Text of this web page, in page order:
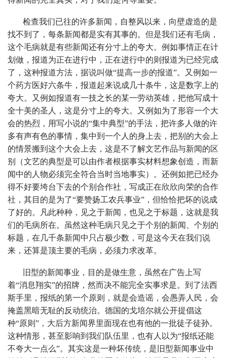
检查我们已往的许多新闻，自整风以来，向壁虚造的是
找不到了，每条新闻都是实有其事的。但是我们还有毛病，
这个毛病就是有些新闻还有分寸上的夸大。例如事情正在计
划做，报道为正在进行中，正在进行中的则报道为已经完成
了，这种报道方法，据说叫做“提高一步的报道”。又例如一
个药方医好六条牛，报道起来说成几十条牛，这是数字上的
夸大。又例如报道有一技之长的某一劳动英雄，把他写成十
全十美的圣人，这是分寸上的夸大。又例如为了形容一个大
会的热烈，用写小说的“集中典型”的手法，把许多人做的许
多有声有色的事情，集中到一个人的身上去，把别的大会上
的情景搬到这个大会上去，这是不了解文艺作品与新闻的区
别（文艺的典型是可以由作者根据事实材料想象创造，而新
闻中的人物必须完全符合当时当地事实）。还例如把已经办
得不好要垮台下去的个别合作社，写成正在欣欣向荣的合作
社，其目的是为了“要赞扬工农兵事业”，但恰恰把坏的说成
了好的。凡此种种，见之于新闻，也见之于标题，这就是我
们的毛病所在。虽然这种毛病只见之于个别的新闻、个别的
标题，在几千条新闻中只占极少数，可是这今天在我们说
来，还算是顶主要的毛病，必须力求改革。
旧型的新闻事业，目的是做生意，虽然在广告上写
着“消息翔实”的招牌，然而决不能完全实事求是。到了法西
斯手里，报纸的第一个原则，就是会造谣，会愚弄人民，会
掩盖黑暗无耻的反动统治。德国的戈培尔就公开提倡这
种“原则”，大后方新闻界里面现在也有他的一批徒子徒孙。
这种情形，甚至影响到我们队伍里，也有人以为“报纸还能
不夸大一点么”。其实这是一种坏传统，是旧型新闻事业中